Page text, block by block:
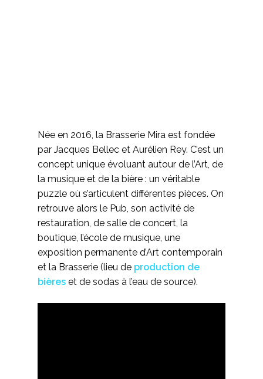
Née en 2016, la Brasserie Mira est fondée
par Jacques Bellec et Aurélien Rey. C’est un
concept unique évoluant autour de l’Art, de
la musique et de la bière : un véritable
puzzle où s’articulent différentes pièces. On
retrouve alors le Pub, son activité de
restauration, de salle de concert, la
boutique, l’école de musique, une
exposition permanente d’Art contemporain
et la Brasserie (lieu de production de
bières et de sodas à l’eau de source).